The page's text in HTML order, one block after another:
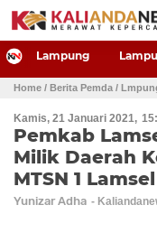
Lampung
Home / Berita Pemda /
Kamis, 21 Januari 2021
Pemkab
Milik Daerah
MTSN 1 Lamsel
Yunizar Adha